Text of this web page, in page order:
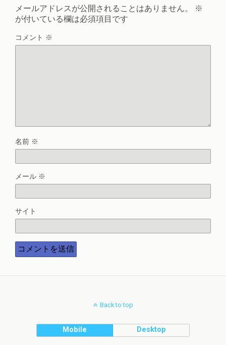
メールアドレスが公開されることはありません。
※
が付いている欄は必須項目です
コメント ※
名前 ※
メール ※
サイト
Back to top
Mobile Desktop